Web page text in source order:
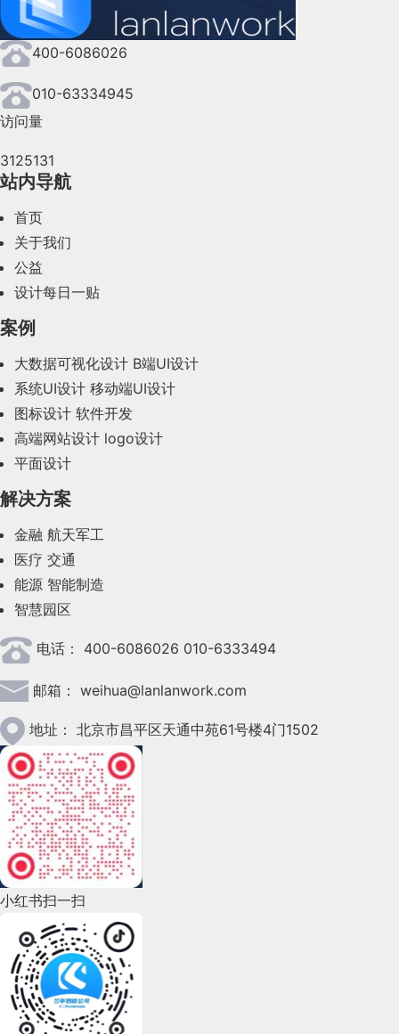
2024年8月(164)
2024年7月(107)
2024年6月(63)
2024年4月(44)
2024年2月(58)
2023年10月(14)
2023年8月(88)
2023年7月(62)
2023年6月(58)
2023年5月(28)
2023年4月(47)
2023年3月(37)
2023年2月(90)
2023年1月(78)
2022年12月(45)
2022年11月(69)
2022年10月(51)
2022年9月(135)
2022年8月(60)
2022年7月(111)
2022年6月(162)
2022年5月(143)
400-6086026
010-63334945
访问量
3125131
站内导航
首页
关于我们
公益
设计每日一贴
案例
大数据可视化设计 B端UI设计
系统UI设计 移动端UI设计
图标设计 软件开发
高端网站设计 logo设计
平面设计
解决方案
金融 航天军工
医疗 交通
能源 智能制造
智慧园区
电话： 400-6086026 010-6333494
邮箱： weihua@lanlanwork.com
地址： 北京市昌平区天通中苑61号楼4门1502
小红书扫一扫